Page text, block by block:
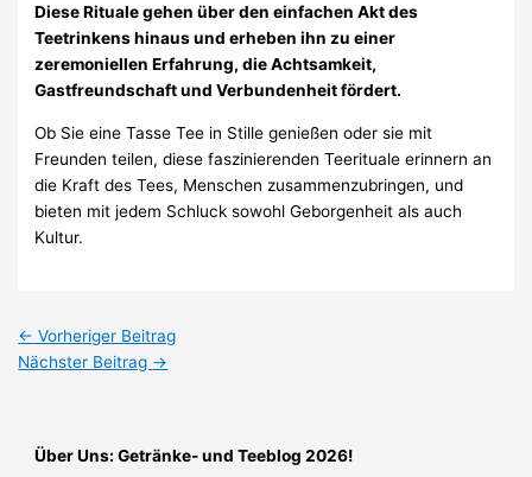
Diese Rituale gehen über den einfachen Akt des
Teetrinkens hinaus und erheben ihn zu einer
zeremoniellen Erfahrung, die Achtsamkeit,
Gastfreundschaft und Verbundenheit fördert.
Ob Sie eine Tasse Tee in Stille genießen oder sie mit
Freunden teilen, diese faszinierenden Teerituale erinnern an
die Kraft des Tees, Menschen zusammenzubringen, und
bieten mit jedem Schluck sowohl Geborgenheit als auch
Kultur.
← Vorheriger Beitrag
Nächster Beitrag →
Über Uns: Getränke- und Teeblog 2026!